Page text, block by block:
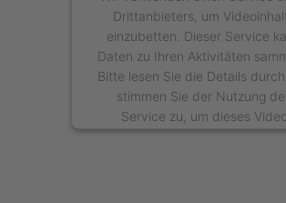
Drittanbieters, um
einzubetten. Dieser Service
Daten zu Ihren Aktivitäten
Bitte lesen Sie die Details
stimmen Sie der Nutzung
Service zu, um dieses Video
anzusehen.